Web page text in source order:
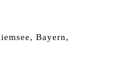
Bayern,